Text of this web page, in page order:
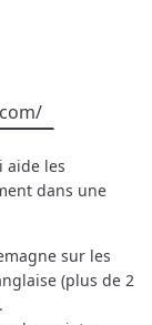
aide les
dans une
sur les
(plus de 2